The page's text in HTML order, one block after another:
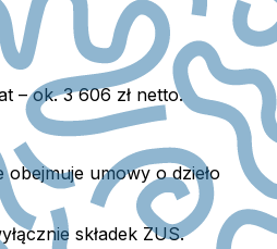
– ok. 3 606 zł netto.
obejmuje umowy o dzieło
składek ZUS.